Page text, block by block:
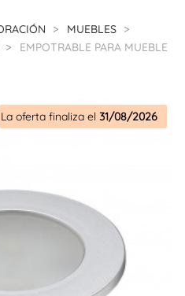
MUEBLES
EMPOTRABLE PARA MUEBLE
La oferta finaliza el 31/08/2026